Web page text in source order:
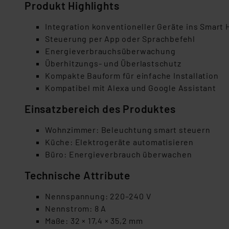
Produkt Highlights
Integration konventioneller Geräte ins Smart
Steuerung per App oder Sprachbefehl
Energieverbrauchsüberwachung
Überhitzungs- und Überlastschutz
Kompakte Bauform für einfache Installation
Kompatibel mit Alexa und Google Assistant
Einsatzbereich des Produktes
Wohnzimmer: Beleuchtung smart steuern
Küche: Elektrogeräte automatisieren
Büro: Energieverbrauch überwachen
Technische Attribute
Nennspannung: 220–240 V
Nennstrom: 8 A
Maße: 32 × 17,4 × 35,2 mm